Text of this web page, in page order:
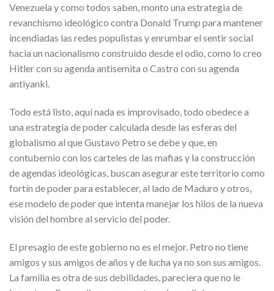
Venezuela y como todos saben, monto una estrategia de
revanchismo ideológico contra Donald Trump para mantener
incendiadas las redes populistas y enrumbar el sentir social
hacia un nacionalismo construido desde el odio, como lo creo
Hitler con su agenda antisemita o Castro con su agenda
antiyanki.
Todo está listo, aquí nada es improvisado, todo obedece a
una estrategia de poder calculada desde las esferas del
globalismo al que Gustavo Petro se debe y que, en
contubernio con los carteles de las mafias y la construcción
de agendas ideológicas, buscan asegurar este territorio como
fortín de poder para establecer, al lado de Maduro y otros,
ese modelo de poder que intenta manejar los hilos de la nueva
visión del hombre al servicio del poder.
El presagio de este gobierno no es el mejor. Petro no tiene
amigos y sus amigos de años y de lucha ya no son sus amigos.
La familia es otra de sus debilidades, pareciera que no le